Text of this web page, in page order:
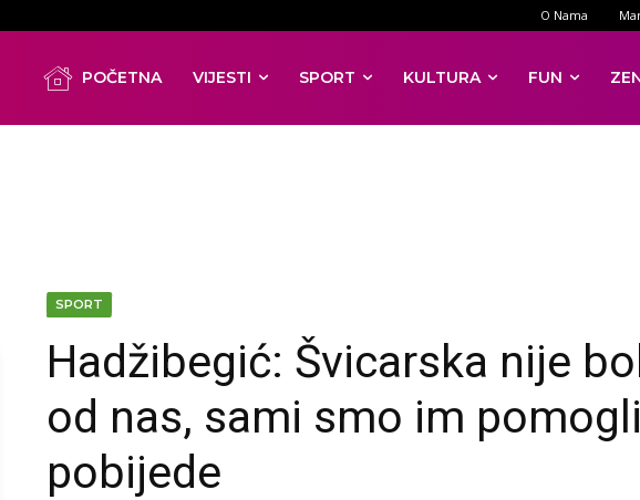
O Nama
POČETNA VIJESTI SPORT KULTURA FUN
SPORT
Hadžibegić: Švicarska nije
od nas, sami smo im
pobijede